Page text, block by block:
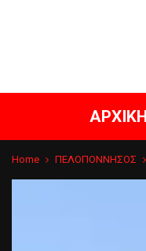
ΑΡΧΙΚΗ
Home ΠΕΛΟΠΟΝΝΗΣΟΣ